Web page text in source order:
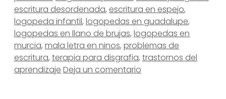
escritura desordenada, escritura en espejo,
logopeda infantil, logopedas en guadalupe,
logopedas en llano de brujas, logopedas en
murcia, mala letra en ninos, problemas de
escritura, terapia para disgrafia, trastornos del
aprendizaje Deja un comentario